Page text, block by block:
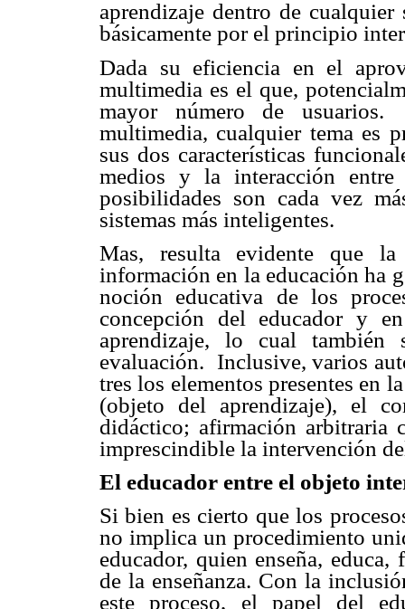
aprendizaje dentro de
básicamente por el principio
Dada su eficiencia en el
multimedia es el que,
mayor número de
multimedia, cualquier tema es
sus dos características
medios y la interacción
posibilidades son cada vez
sistemas más inteligentes.
Mas, resulta evidente que
información en la educación ha
noción educativa de los
concepción del educador y
aprendizaje, lo cual
evaluación. Inclusive, varios
tres los elementos presentes en
(objeto del aprendizaje), el
didáctico; afirmación arbitraria
imprescindible la intervención
El educador entre el objeto
Si bien es cierto que los
no implica un procedimiento
educador, quien enseña,
de la enseñanza. Con la
este proceso, el papel del